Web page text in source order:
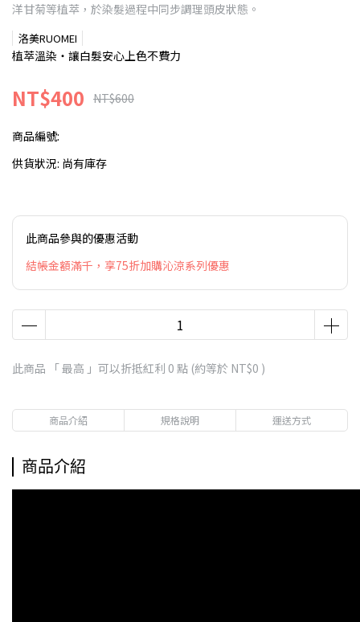
洋甘菊等植萃，於染髮過程中同步調理頭皮狀態。
洛美RUOMEI
植萃溫染・讓白髮安心上色不費力
NT$400 NT$600
商品編號:
供貨狀況: 尚有庫存
此商品參與的優惠活動
結帳金額滿千，享75折加購沁涼系列優惠
此商品 「 最高 」可以折抵紅利 0 點 (約等於 NT$0 )
商品介紹 規格說明 運送方式
商品介紹